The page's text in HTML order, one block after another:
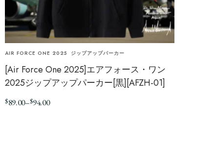
AIR FORCE ONE 2025 ジップアップパーカー
[Air Force One 2025]エアフォース・ワン
2025ジップアップパーカー[黒][AFZH-01]
$89.00–$94.00